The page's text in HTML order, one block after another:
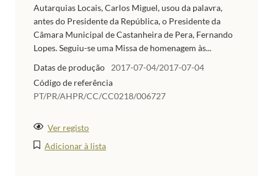
Autarquias Locais, Carlos Miguel, usou da palavra,
antes do Presidente da República, o Presidente da
Câmara Municipal de Castanheira de Pera, Fernando
Lopes. Seguiu-se uma Missa de homenagem às...
Datas de produção
2017-07-04/2017-07-04
Código de referência
PT/PR/AHPR/CC/CC0218/006727
Ver registo
Adicionar à lista